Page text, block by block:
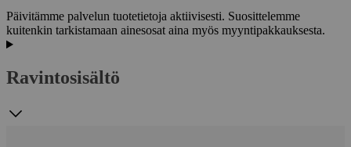
Päivitämme palvelun tuotetietoja aktiivisesti. Suosittelemme
kuitenkin tarkistamaan ainesosat aina myös myyntipakkauksesta.
Ravintosisältö